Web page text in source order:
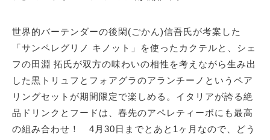
世界的バーテンダーの後閑(ごかん)信吾氏が考案した
「サンペレグリノ キノット」を使ったカクテルと、シェ
フの田淵 拓氏が双方の味わいの相性を考えながら生み出
した黒トリュフとフォアグラのアランチーノというペア
リングセットが期間限定で楽しめる。イタリアが誇る絶
品ドリンクとフードは、春先のアペレティーボにも最高
の組み合わせ！ 4月30日までとあと1ヶ月なので、どう